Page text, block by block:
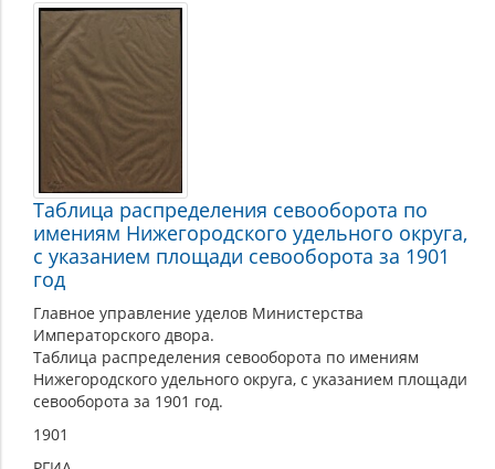
Таблица распределения севооборота по
имениям Нижегородского удельного округа,
с указанием площади севооборота за 1901
год
Главное управление уделов Министерства
Императорского двора.
Таблица распределения севооборота по имениям
Нижегородского удельного округа, с указанием площади
севооборота за 1901 год.
1901